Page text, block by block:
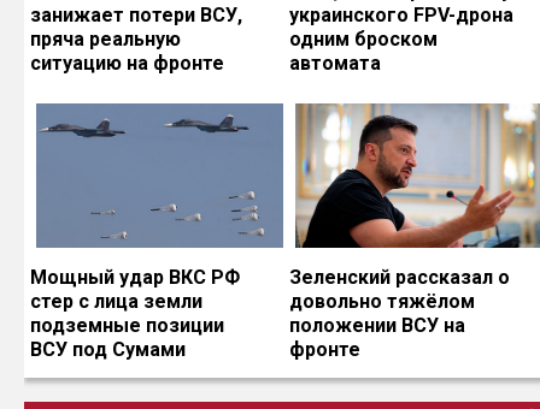
занижает потери ВСУ,
пряча реальную
ситуацию на фронте
украинского FPV-дрона
одним броском
автомата
Мощный удар ВКС РФ
стер с лица земли
подземные позиции
ВСУ под Сумами
Зеленский рассказал о
довольно тяжёлом
положении ВСУ на
фронте